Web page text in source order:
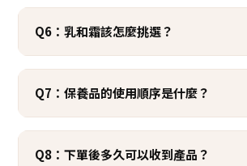
Q6：乳和霜該怎麼挑選？
Q7：保養品的使用順序是什麼？
Q8：下單後多久可以收到產品？